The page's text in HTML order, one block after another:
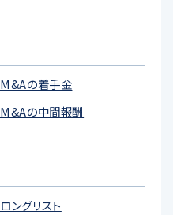
M&Aの着手金
M&Aの中間報酬
ロングリスト